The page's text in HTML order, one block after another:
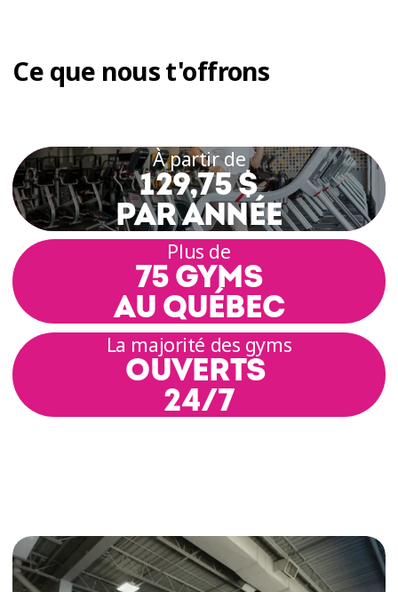
Les cours de Zumba® chez Éconofitness sont
bien plus qu’un simple entrainement. Chaque
t’amusant.
La Zumba® combine des éléments d'aérobie et
des mouvements musculaires qui s'enchaînent
par intervalles au rythme de la musique.
L’ambiance contagieuse des rythmes latins et
des musiques du monde transforme chaque
séance d'entraînement en une véritable fête.
Découvre comment bouger, danser et améliorer
ta condition physique avec nos cours de
Zumba® Fitness!
Les cours de Zumba® chez Éconofitness sont
conçus pour celles et ceux qui veulent s'amuser
Ce que nous t'offrons
À partir de
129,75 $
PAR ANNÉE
Plus de
75 GYMS
AU QUÉBEC
La majorité des gyms
OUVERTS
24/7